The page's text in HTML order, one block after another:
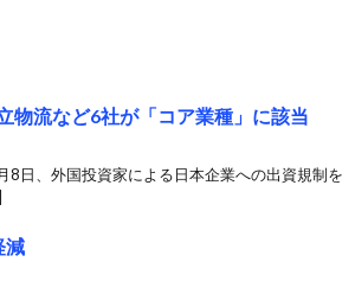
物流など6社が「コア業種」に該当
8日、外国投資家による日本企業への出資規制を
減